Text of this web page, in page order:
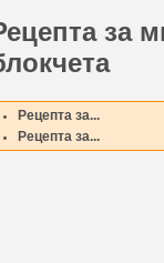
за
Рецепта за...
Рецепта за...